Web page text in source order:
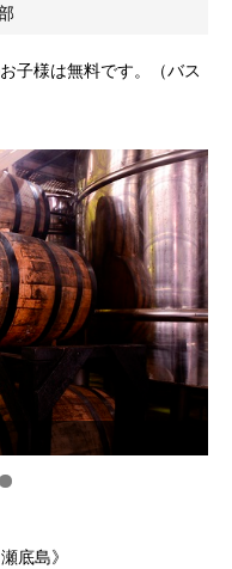
子様は無料です。（バス
底島》